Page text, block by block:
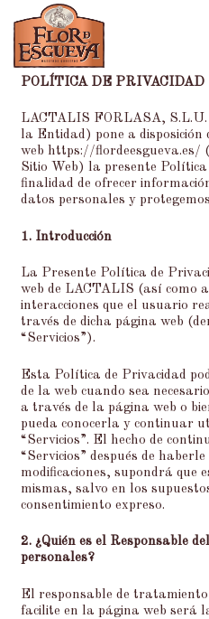
POLÍTICA DE PRIVACIDAD
LACTALIS FORLASA,
la Entidad) pone a disposición
web https://flordeesgueva.es/
Sitio Web) la presente
finalidad de ofrecer
datos personales y
1. Introducción
La Presente Política de
web de LACTALIS (así como
interacciones que el usuario
través de dicha página web
“Servicios”).
Esta Política de Privacidad
de la web cuando sea
a través de la página web o
pueda conocerla y continuar
“Servicios”. El hecho de
“Servicios” después de
modificaciones, supondrá que
mismas, salvo en los
consentimiento expreso.
2. ¿Quién es el Responsable
personales?
El responsable de
facilite en la página web será